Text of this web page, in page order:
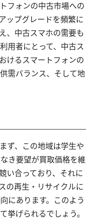
フォンの中古市場への
ップグレードを頻繁に
、中古スマホの需要も
用者にとって、中古ス
けるスマートフォンの
需バランス、そして地
ず、この地域は学生や
き要望が買取価格を維
い合っており、それに
の再生・リサイクルに
にあります。このよう
挙げられるでしょう。